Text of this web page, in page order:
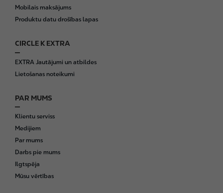
Mobilais maksājums
Produktu datu drošības lapas
CIRCLE K EXTRA
EXTRA Jautājumi un atbildes
Lietošanas noteikumi
PAR MUMS
Klientu serviss
Medijiem
Par mums
Darbs pie mums
Ilgtspēja
Mūsu vērtības